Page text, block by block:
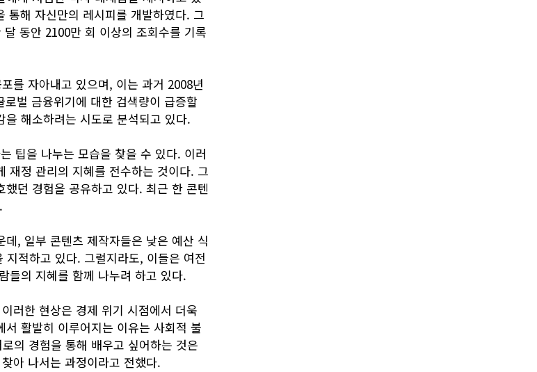
통해 자신만의 레시피를 개발하였다. 그
동안 2100만 회 이상의 조회수를 기록
를 자아내고 있으며, 이는 과거 2008년
벌 금융위기에 대한 검색량이 급증할
해소하려는 시도로 분석되고 있다.
팁을 나누는 모습을 찾을 수 있다. 이러
재정 관리의 지혜를 전수하는 것이다. 그
던 경험을 공유하고 있다. 최근 한 콘텐
, 일부 콘텐츠 제작자들은 낮은 예산 식
적하고 있다. 그럴지라도, 이들은 여전
들의 지혜를 함께 나누려 하고 있다.
러한 현상은 경제 위기 시점에서 더욱
활발히 이루어지는 이유는 사회적 불
의 경험을 통해 배우고 싶어하는 것은
아 나서는 과정이라고 전했다.